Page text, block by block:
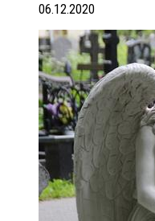
06.12.2020